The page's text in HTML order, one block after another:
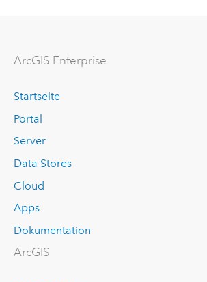
ArcGIS Enterprise
Startseite
Portal
Server
Data Stores
Cloud
Apps
Dokumentation
ArcGIS